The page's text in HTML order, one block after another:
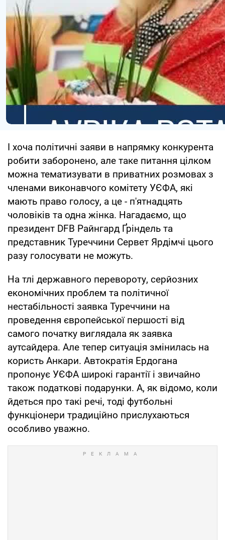
І хоча політичні заяви в напрямку конкурента
робити заборонено, але таке питання цілком
можна тематизувати в приватних розмовах з
членами виконавчого комітету УЄФА, які
мають право голосу, а це - п'ятнадцять
чоловіків та одна жінка. Нагадаємо, що
президент DFB Райнгард Ґріндель та
представник Туреччини Сервет Ярдімчі цього
разу голосувати не можуть.
На тлі державного перевороту, серйозних
економічних проблем та політичної
нестабільності заявка Туреччини на
проведення європейської першості від
самого початку виглядала як заявка
аутсайдера. Але тепер ситуація змінилась на
користь Анкари. Автократія Ердогана
пропонує УЄФА широкі гарантії і звичайно
також податкові подарунки. А, як відомо, коли
йдеться про такі речі, тоді футбольні
функціонери традиційно прислухаються
особливо уважно.